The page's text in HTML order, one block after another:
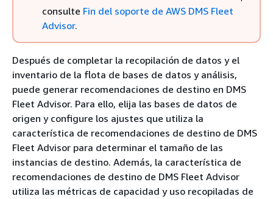
consulte Fin del soporte de AWS DMS Fleet
Advisor.
Después de completar la recopilación de datos y el
inventario de la flota de bases de datos y análisis,
puede generar recomendaciones de destino en DMS
Fleet Advisor. Para ello, elija las bases de datos de
origen y configure los ajustes que utiliza la
característica de recomendaciones de destino de DMS
Fleet Advisor para determinar el tamaño de las
instancias de destino. Además, la característica de
recomendaciones de destino de DMS Fleet Advisor
utiliza las métricas de capacidad y uso recopiladas de